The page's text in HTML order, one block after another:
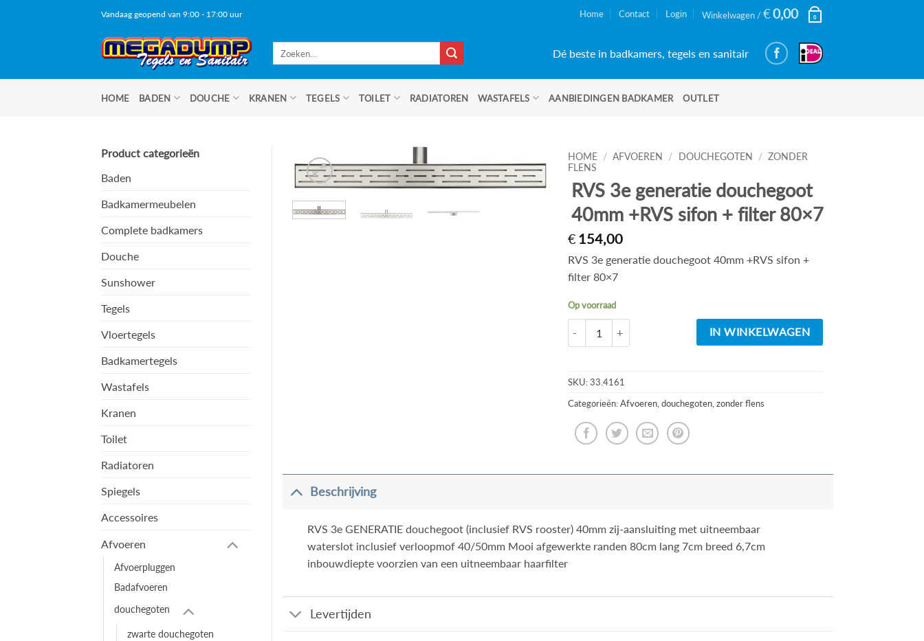
Vandaag geopend van 9:00 - 17:00 uur Home Contact Login Winkelwagen /€0,00 0
Dé beste in badkamers, tegels en sanitair
HOME BADEN DOUCHE KRANEN TEGELS TOILET RADIATOREN WASTAFELS AANBIEDINGEN BADKAMER OUTLET
Product categorieën
Baden
Badkamermeubelen
Complete badkamers
Douche
Sunshower
Tegels
Vloertegels
Badkamertegels
Wastafels
Kranen
Toilet
Radiatoren
Spiegels
Accessoires
Afvoeren
Afvoerpluggen
Badafvoeren
douchegoten
zwarte douchegoten
HOME / AFVOEREN / DOUCHEGOTEN / ZONDER
FLENS
RVS 3e generatie douchegoot
40mm +RVS sifon + filter 80×7
€ 154,00
RVS 3e generatie douchegoot 40mm +RVS sifon +
filter 80×7
Op voorraad
RVS 3e generatie douchegoot 40mm +RVS sifon + filter 80x7 aantal
IN WINKELWAGEN
SKU:33.4161
Categorieën:Afvoeren ,douchegoten ,zonder flens
Beschrijving
RVS 3e GENERATIE douchegoot (inclusief RVS rooster) 40mm zij-aansluiting met uitneembaar
waterslot inclusief verloopmof 40/50mm Mooi afgewerkte randen 80cm lang 7cm breed 6,7cm
inbouwdiepte voorzien van een uitneembaar haarfilter
Levertijden